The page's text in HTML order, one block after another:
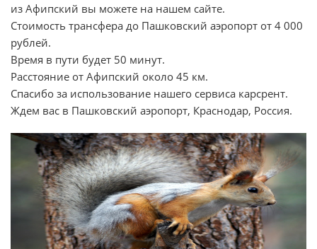
из Афипский вы можете на нашем сайте.
Стоимость трансфера до Пашковский аэропорт от 4 000
рублей.
Время в пути будет 50 минут.
Расстояние от Афипский около 45 км.
Спасибо за использование нашего сервиса карсрент.
Ждем вас в Пашковский аэропорт, Краснодар, Россия.